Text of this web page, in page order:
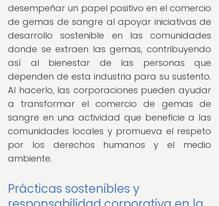
desempeñar un papel positivo en el comercio
de gemas de sangre al apoyar iniciativas de
desarrollo sostenible en las comunidades
donde se extraen las gemas, contribuyendo
así al bienestar de las personas que
dependen de esta industria para su sustento.
Al hacerlo, las corporaciones pueden ayudar
a transformar el comercio de gemas de
sangre en una actividad que beneficie a las
comunidades locales y promueva el respeto
por los derechos humanos y el medio
ambiente.
Prácticas sostenibles y